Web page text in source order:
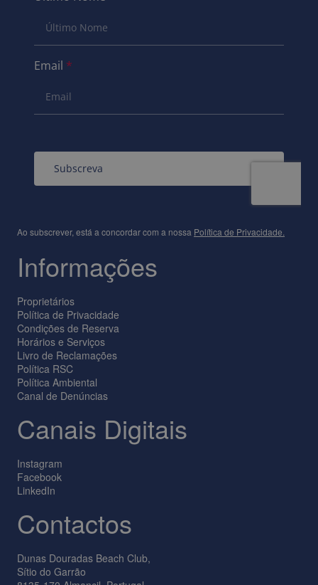
Ao subscrever, está a concordar com a nossa Política de Privacidade.
Informações
Proprietários
Política de Privacidade
Condições de Reserva
Horários e Serviços
Livro de Reclamações
Política RSC
Política Ambiental
Canal de Denúncias
Canais Digitais
Instagram
Facebook
LinkedIn
Contactos
Dunas Douradas Beach Club,
Sítio do Garrão